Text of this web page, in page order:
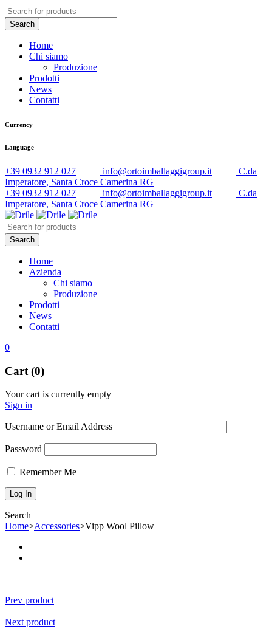
Home
Chi siamo
Produzione
Prodotti
News
Contatti
Currency
Language
+39 0932 912 027 info@ortoimballaggigroup.it
C.da
Imperatore, Santa Croce Camerina RG
+39 0932 912 027
info@ortoimballaggigroup.it
C.da
Imperatore, Santa Croce Camerina RG
Home
Azienda
Chi siamo
Produzione
Prodotti
News
Contatti
0
Cart (0)
Your cart is currently empty
Sign in
Username or Email Address
Password
Remember Me
Search
Home>Accessories>Vipp Wool Pillow
Prev product
Next product